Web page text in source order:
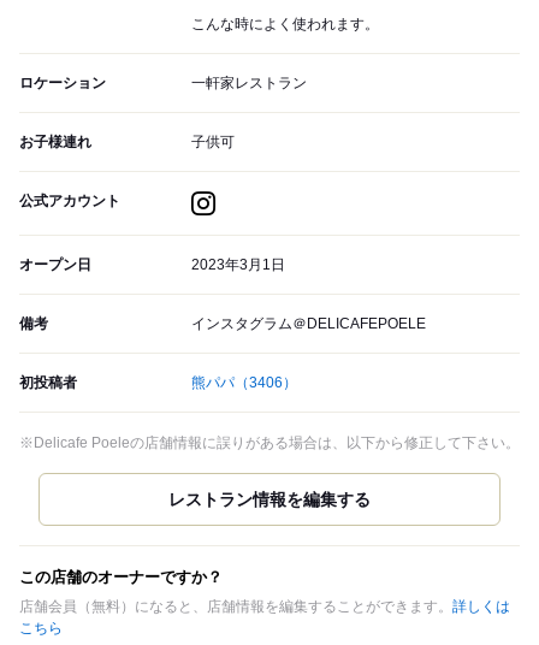
こんな時によく使われます。
ロケーション 一軒家レストラン
お子様連れ 子供可
公式アカウント
オープン日 2023年3月1日
備考 インスタグラム＠DELICAFEPOELE
初投稿者 熊パパ（3406）
※Delicafe Poeleの店舗情報に誤りがある場合は、以下から修正して下さい。
この店舗のオーナーですか？
店舗会員（無料）になると、店舗情報を編集することができます。 詳しくは
こちら